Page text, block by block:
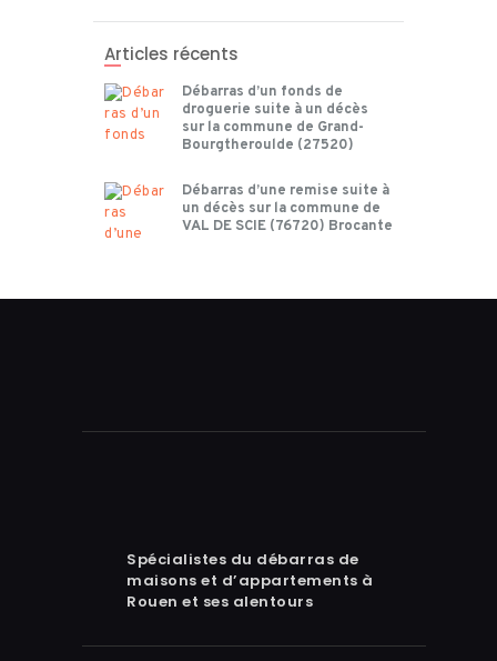
Articles récents
Débarras d’un fonds de
droguerie suite à un décès
sur la commune de Grand-
Bourgtheroulde (27520)
Débarras d’une remise suite à
un décès sur la commune de
VAL DE SCIE (76720) Brocante
Spécialistes du débarras de
maisons et d’appartements à
Rouen et ses alentours